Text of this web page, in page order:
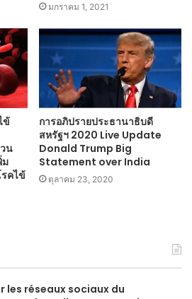
มกราคม 1, 2021
ข้
น
ม
รคไข้
การอภิปรายประธานาธิบดี
สหรัฐฯ 2020 Live Update
Donald Trump Big
Statement over India
ตุลาคม 23, 2020
les réseaux sociaux du